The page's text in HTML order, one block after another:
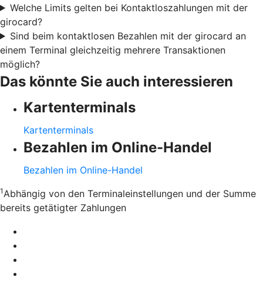
Welche Limits gelten bei Kontaktloszahlungen mit der
girocard?
Sind beim kontaktlosen Bezahlen mit der girocard an
einem Terminal gleichzeitig mehrere Transaktionen
möglich?
Das könnte Sie auch interessieren
Kartenterminals
Kartenterminals
Bezahlen im Online-Handel
Bezahlen im Online-Handel
1 Abhängig von den Terminaleinstellungen und der Summe
bereits getätigter Zahlungen